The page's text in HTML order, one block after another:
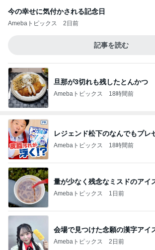
今の幸せに気付かされる記念日
Amebaトピックス 2日前
記事を読む
旦那が3切れも残したとんかつ
Amebaトピックス 18時間前
レジェンド松下のなんでもプレ
Amebaトピックス 18時間前
量が少なく残念なミスドのアイ
Amebaトピックス 1日前
会場で見つけた念願の漢字アイ
Amebaトピックス 2日前